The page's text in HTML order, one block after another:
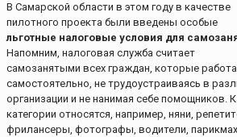
В Самарской области в этом году в качестве
пилотного проекта были введены особые
льготные налоговые условия для
Напомним, налоговая служба считает
самозанятыми всех граждан, которые
самостоятельно, не трудоустраиваясь в
организации и не нанимая себе помощников.
категории относятся, например, няни,
фрилансеры, фотографы, водители,